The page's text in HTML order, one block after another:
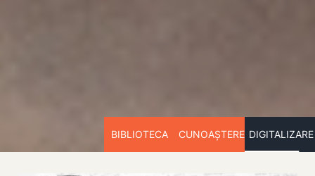
BIBLIOTECA CUNOAȘTERE DIGITALIZARE